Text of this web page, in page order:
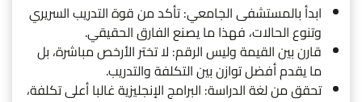
ابدأ بالمستشفى الجامعي: تأكد من قوة التدريب السريري
وتنوع الحالات، فهذا ما يصنع الفارق الحقيقي.
قارن بين القيمة وليس الرقم: لا تختر الأرخص مباشرة، بل
ما يقدم أفضل توازن بين التكلفة والتدريب.
تحقق من لغة الدراسة: البرامج الإنجليزية غالبا أعلى تكلفة،